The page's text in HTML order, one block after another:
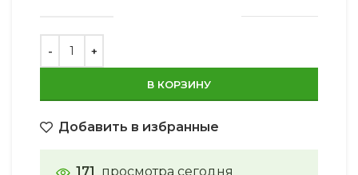
В КОРЗИНУ
Добавить в избранные
171 просмотра сегодня